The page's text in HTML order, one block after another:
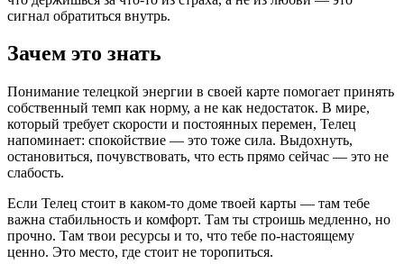
сигнал обратиться внутрь.
Зачем это знать
Понимание телецкой энергии в своей карте помогает принять
собственный темп как норму, а не как недостаток. В мире,
который требует скорости и постоянных перемен, Телец
напоминает: спокойствие — это тоже сила. Выдохнуть,
остановиться, почувствовать, что есть прямо сейчас — это не
слабость.
Если Телец стоит в каком-то доме твоей карты — там тебе
важна стабильность и комфорт. Там ты строишь медленно, но
прочно. Там твои ресурсы и то, что тебе по-настоящему
ценно. Это место, где стоит не торопиться.